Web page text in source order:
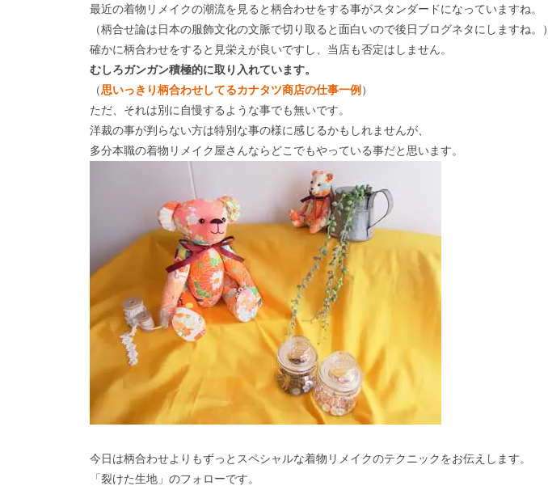
最近の着物リメイクの潮流を見ると柄合わせをする事がスタンダードになっていますね。
（柄合せ論は日本の服飾文化の文脈で切り取ると面白いので後日ブログネタにしますね。）
確かに柄合わせをすると見栄えが良いですし、当店も否定はしません。
むしろガンガン積極的に取り入れています。
（思いっきり柄合わせしてるカナタツ商店の仕事一例 ）
ただ、それは別に自慢するような事でも無いです。
洋裁の事が判らない方は特別な事の様に感じるかもしれませんが、
多分本職の着物リメイク屋さんならどこでもやっている事だと思います。
今日は柄合わせよりもずっとスペシャルな着物リメイクのテクニックをお伝えします。
「裂けた生地」のフォローです。